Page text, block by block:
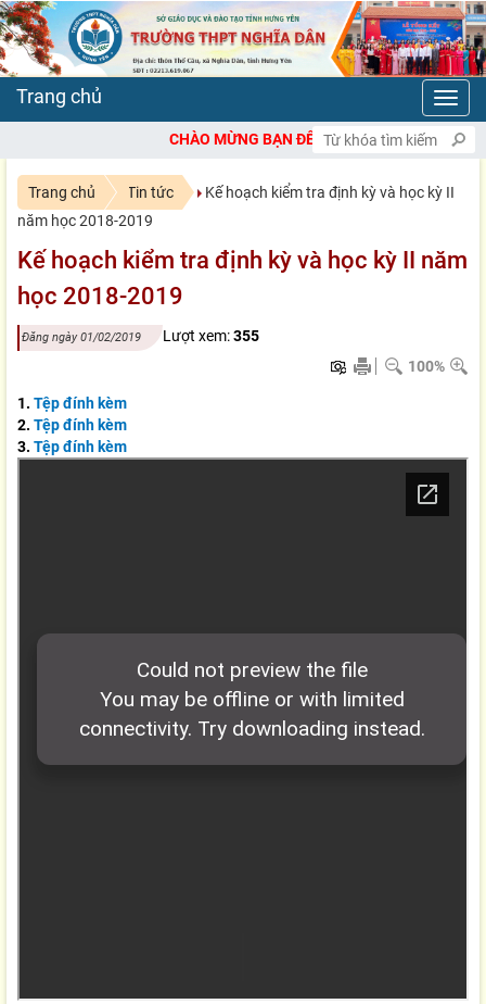
CHÀO MỪNG BẠN ĐẾN VỚI CỔNG THÔNG TIN ĐIỆN TỬ
Trang chủ Tin tức
Kế hoạch kiểm tra định kỳ và học kỳ II
năm học 2018-2019
Kế hoạch kiểm tra định kỳ và học kỳ II năm
học 2018-2019
Đăng ngày 01/02/2019 Lượt xem:355
100%
1. Tệp đính kèm
2. Tệp đính kèm
3. Tệp đính kèm